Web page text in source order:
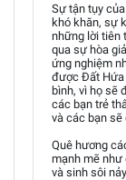
Sự tận tụy
khó khăn, sự
những lời tiên
qua sự hòa
ứng nghiệm
được Đất Hứa
bình, vì họ sẽ
các bạn trẻ
và các bạn
Quê hương
mạnh mẽ như
và sinh sôi